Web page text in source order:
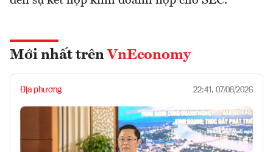
Mới nhất trên VnEconomy
Địa phương 22:41, 07/08/2026